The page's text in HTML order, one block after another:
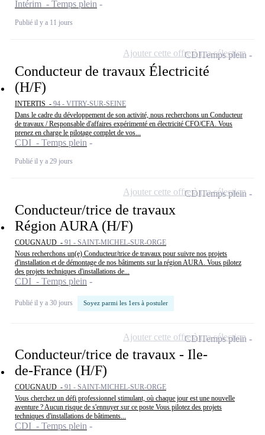
Intérim - Temps plein
Publié il y a 11 jours
Conducteur de travaux Électricité
(H/F)
INTERTIS - 94 - VITRY-SUR-SEINE
Dans le cadre du développement de son activité, nous recherchons un Conducteur
de travaux / Responsable d'affaires expérimenté en électricité CFO/CFA. Vous
prenez en charge le pilotage complet de vos...
CDI - Temps plein
Publié il y a 29 jours
CDITemps plein
Ajouter cette offre à ma sélection
Conducteur/trice de travaux
Région AURA (H/F)
COUGNAUD - 91 - SAINT-MICHEL-SUR-ORGE
Nous recherchons un(e) Conducteur/trice de travaux pour suivre nos projets
d'installation et de démontage de nos bâtiments sur la région AURA. Vous pilotez
des projets techniques d'installations de...
CDI - Temps plein
Publié il y a 30 jours Soyez parmi les 1ers à postuler
CDITemps plein
Ajouter cette offre à ma sélection
Conducteur/trice de travaux - Ile-
de-France (H/F)
COUGNAUD - 91 - SAINT-MICHEL-SUR-ORGE
Vous cherchez un défi professionnel stimulant, où chaque jour est une nouvelle
aventure ? Aucun risque de s'ennuyer sur ce poste Vous pilotez des projets
techniques d'installations de bâtiments...
CDI - Temps plein
CDITemps plein
Ajouter cette offre à ma sélection